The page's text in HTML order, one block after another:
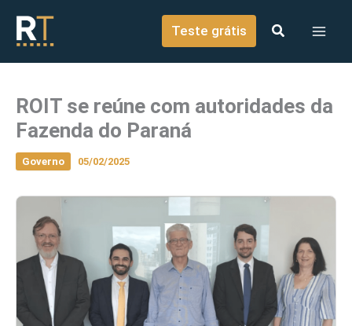
conteúdo
Teste grátis
ROIT se reúne com autoridades da
Fazenda do Paraná
Governo 05/02/2025